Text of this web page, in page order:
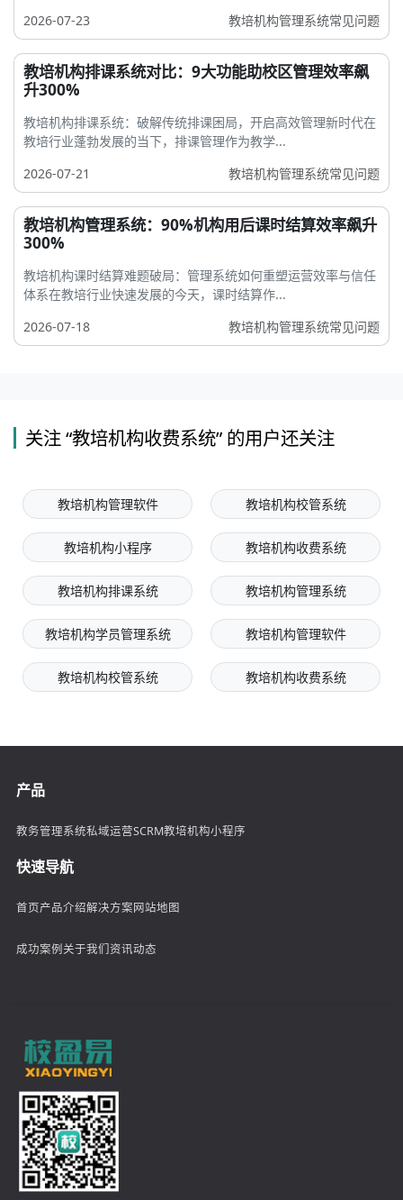
2026-07-23
教培机构管理系统常见问题
教培机构排课系统对比：9大功能助校区管理效率飙
升300%
教培机构排课系统：破解传统排课困局，开启高效管理新时代在
教培行业蓬勃发展的当下，排课管理作为教学...
2026-07-21
教培机构管理系统常见问题
教培机构管理系统：90%机构用后课时结算效率飙升
300%
教培机构课时结算难题破局：管理系统如何重塑运营效率与信任
体系在教培行业快速发展的今天，课时结算作...
2026-07-18
教培机构管理系统常见问题
关注 “教培机构收费系统” 的用户还关注
教培机构管理软件 教培机构校管系统
教培机构小程序 教培机构收费系统
教培机构排课系统 教培机构管理系统
教培机构学员管理系统 教培机构管理软件
教培机构校管系统 教培机构收费系统
产品
教务管理系统私域运营SCRM教培机构小程序
快速导航
首页产品介绍解决方案网站地图
成功案例关于我们资讯动态